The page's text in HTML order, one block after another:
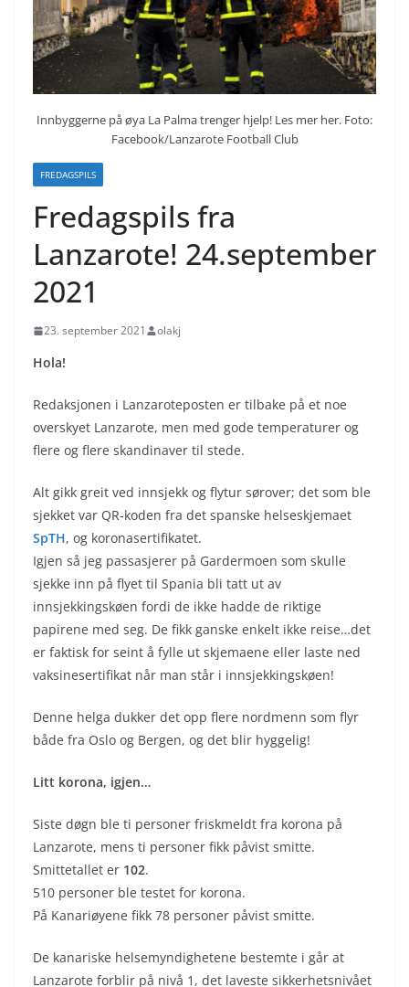
Innbyggerne på øya La Palma trenger hjelp! Les mer her. Foto:
Facebook/Lanzarote Football Club
FREDAGSPILS
Fredagspils fra
Lanzarote! 24.september
2021
23. september 2021 olakj
Hola!
Redaksjonen i Lanzaroteposten er tilbake på et noe
overskyet Lanzarote, men med gode temperaturer og
flere og flere skandinaver til stede.
Alt gikk greit ved innsjekk og flytur sørover; det som ble
sjekket var QR-koden fra det spanske helseskjemaet
SpTH, og koronasertifikatet.
Igjen så jeg passasjerer på Gardermoen som skulle
sjekke inn på flyet til Spania bli tatt ut av
innsjekkingskøen fordi de ikke hadde de riktige
papirene med seg. De fikk ganske enkelt ikke reise…det
er faktisk for seint å fylle ut skjemaene eller laste ned
vaksinesertifikat når man står i innsjekkingskøen!
Denne helga dukker det opp flere nordmenn som flyr
både fra Oslo og Bergen, og det blir hyggelig!
Litt korona, igjen…
Siste døgn ble ti personer friskmeldt fra korona på
Lanzarote, mens ti personer fikk påvist smitte.
Smittetallet er 102.
510 personer ble testet for korona.
På Kanariøyene fikk 78 personer påvist smitte.
De kanariske helsemyndighetene bestemte i går at
Lanzarote forblir på nivå 1, det laveste sikkerhetsnivået